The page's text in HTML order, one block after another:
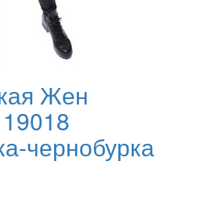
Жен
чернобурка